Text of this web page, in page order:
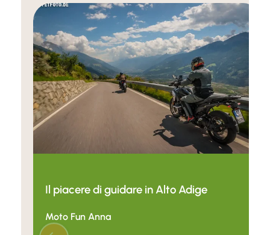
Il piacere di guidare in Alto Adige
Moto Fun Anna